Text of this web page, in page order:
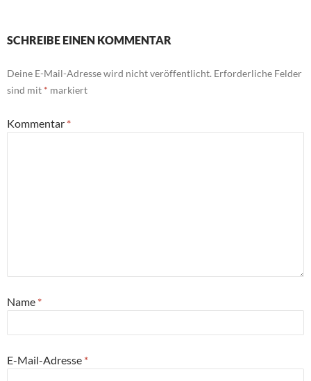
SCHREIBE EINEN KOMMENTAR
Deine E-Mail-Adresse wird nicht veröffentlicht. Erforderliche Felder
sind mit * markiert
Kommentar *
Name *
E-Mail-Adresse *